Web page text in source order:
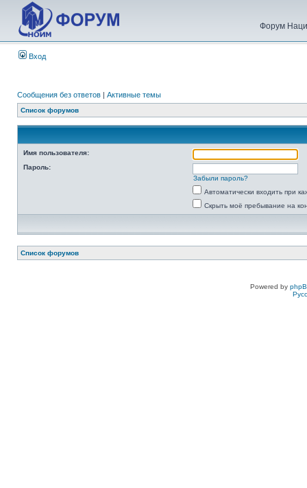
Форум
Вход
Сообщения без ответов | Активные темы
Список форумов
Имя пользователя:
Пароль:
Забыли пароль?
Автоматически входить при
Скрыть моё пребывание на
Список форумов
Powered by